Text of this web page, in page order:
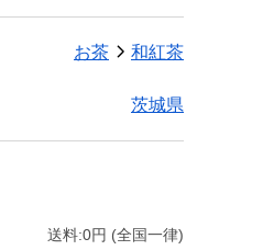
お茶 和紅茶
茨城県
送料:0円 (全国一律)